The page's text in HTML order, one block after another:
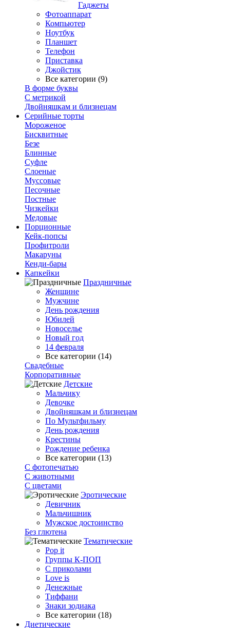
Гаджеты
Фотоаппарат
Компьютер
Ноутбук
Планшет
Телефон
Приставка
Джойстик
Все категории (9)
В форме буквы
С метрикой
Двойняшкам и близнецам
Серийные торты
Мороженое
Бисквитные
Безе
Блинные
Суфле
Слоеные
Муссовые
Песочные
Постные
Чизкейки
Медовые
Порционные
Кейк-попсы
Профитроли
Макаруны
Кенди-бары
Капкейки
Праздничные
Женщине
Мужчине
День рождения
Юбилей
Новоселье
Новый год
14 февраля
Все категории (14)
Свадебные
Корпоративные
Детские
Мальчику
Девочке
Двойняшкам и близнецам
По Мультфильму
День рождения
Крестины
Рождение ребенка
Все категории (13)
С фотопечатью
C животными
С цветами
Эротические
Девичник
Мальчишник
Мужское достоинство
Без глютена
Тематические
Pop it
Группы К-ПОП
С приколами
Love is
Денежные
Тиффани
Знаки зодиака
Все категории (18)
Диетические